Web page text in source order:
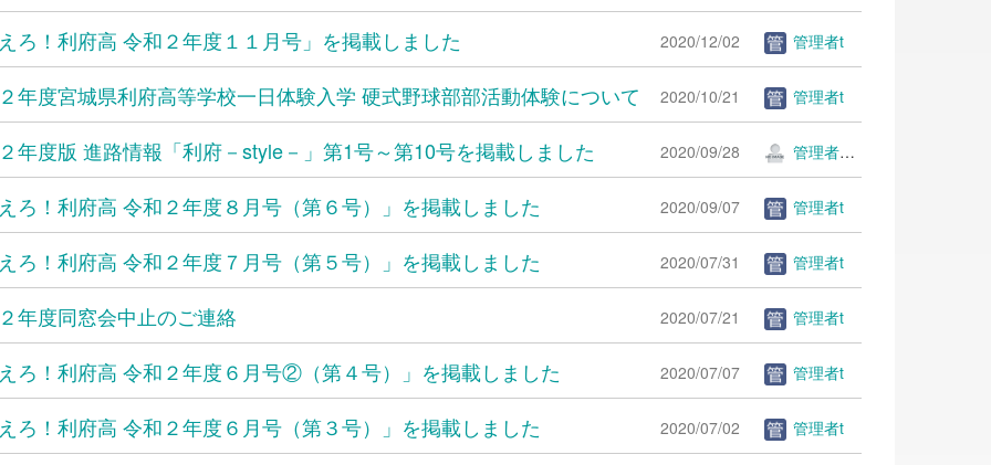
ろ！利府高 令和２年度１１月号」を掲載しました 2020/12/02 管理者t
年度宮城県利府高等学校一日体験入学 硬式野球部部活動体験について 2020/10/21 管理者t
年度版 進路情報「利府－style－」第1号～第10号を掲載しました 2020/09/28 管理者ＫＫ
ろ！利府高 令和２年度８月号（第６号）」を掲載しました 2020/09/07 管理者t
ろ！利府高 令和２年度７月号（第５号）」を掲載しました 2020/07/31 管理者t
年度同窓会中止のご連絡 2020/07/21 管理者t
ろ！利府高 令和２年度６月号②（第４号）」を掲載しました 2020/07/07 管理者t
ろ！利府高 令和２年度６月号（第３号）」を掲載しました 2020/07/02 管理者t